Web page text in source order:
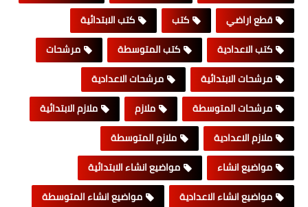
قطع اراضي
كتب
كتب الابتدائية
كتب الاعدادية
كتب المتوسطة
مرشحات
مرشحات الابتدائية
مرشحات الاعدادية
مرشحات المتوسطة
ملازم
ملازم الابتدائية
ملازم الاعدادية
ملازم المتوسطة
مواضيع انشاء
مواضيع انشاء الابتدائية
مواضيع انشاء الاعدادية
مواضيع انشاء المتوسطة